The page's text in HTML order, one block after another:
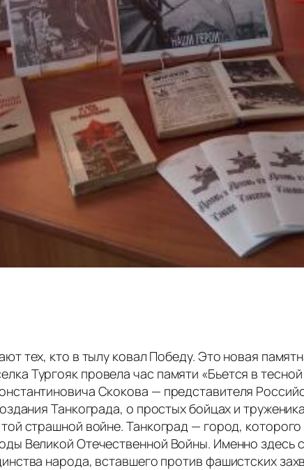
тех, кто в тылу ковал Победу. Это новая
Тургояк провела час памяти «Бьется в
Скокова — представителя
Танкограда, о простых бойцах и
страшной войне. Танкоград — город,
Великой Отечественной Войны. Именно здесь
народа, вставшего против фашистских